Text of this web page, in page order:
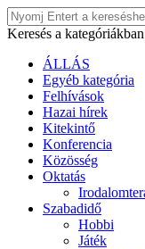
Keresés a
ÁLLÁS
Egyéb kategória
Felhívások
Hazai hírek
Kitekintő
Konferencia
Közösség
Oktatás
Szabadidő
Hobbi
Játék